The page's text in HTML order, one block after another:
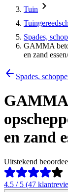
Tuin
Spades,
GAMMA
en zand
Spades,
GAMMA
en zand
Uitstekend
4.5 / 5 (47